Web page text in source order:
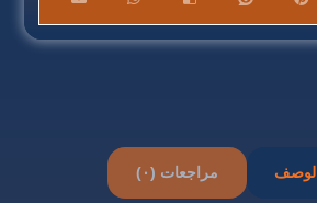
الوصف مراجعات (٠)